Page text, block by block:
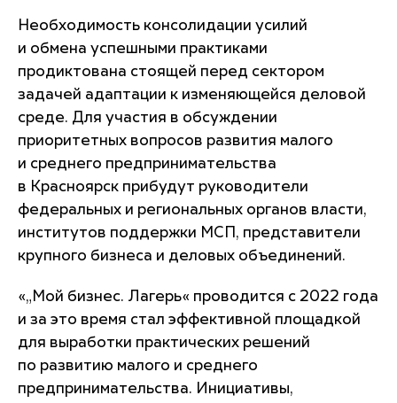
Необходимость консолидации усилий
и обмена успешными практиками
продиктована стоящей перед сектором
задачей адаптации к изменяющейся деловой
среде. Для участия в обсуждении
приоритетных вопросов развития малого
и среднего предпринимательства
в Красноярск прибудут руководители
федеральных и региональных органов власти,
институтов поддержки МСП, представители
крупного бизнеса и деловых объединений.
«„Мой бизнес. Лагерь« проводится с 2022 года
и за это время стал эффективной площадкой
для выработки практических решений
по развитию малого и среднего
предпринимательства. Инициативы,